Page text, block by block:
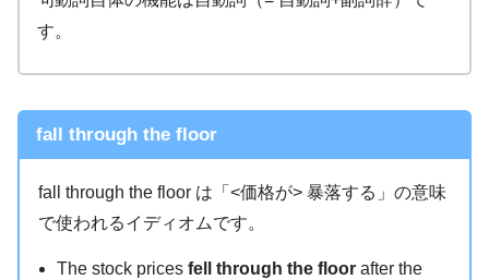
す。
fall through the floor
fall through the floor は「<価格が> 暴落する」の意味
で使われるイディオムです。
The stock pricesfell through the floor after the